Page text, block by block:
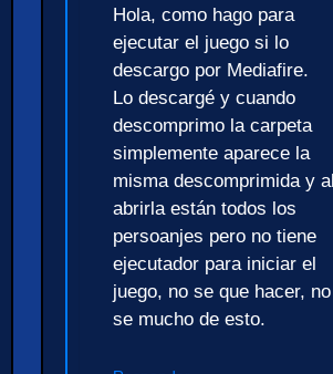
Hola, como hago para
ejecutar el juego si lo
descargo por Mediafire.
Lo descargé y cuando
descomprimo la carpeta
simplemente aparece la
misma descomprimida y al
abrirla están todos los
persoanjes pero no tiene
ejecutador para iniciar el
juego, no se que hacer, no
se mucho de esto.